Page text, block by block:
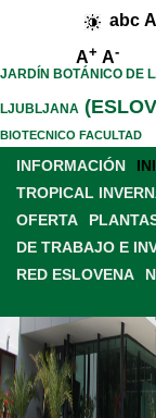
abc
A+ A-
JARDÍN BOTÁNICO DE
LJUBLJANA
BIOTECNICO FACULTAD
INFORMACIÓN
TROPICAL
OFERTA
DE TRABAJO E
RED ESLOVENA